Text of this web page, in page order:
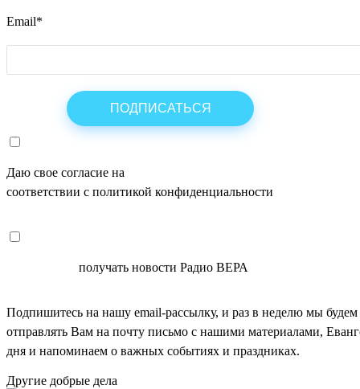
Email*
Даю свое согласие на
соответствии с политикой конфиденциальности
получать новости Радио ВЕРА
Подпишитесь на нашу email-рассылку, и раз в неделю мы будем
отправлять Вам на почту письмо с нашими материалами,
дня и напоминаем о важных событиях и праздниках.
Другие добрые дела